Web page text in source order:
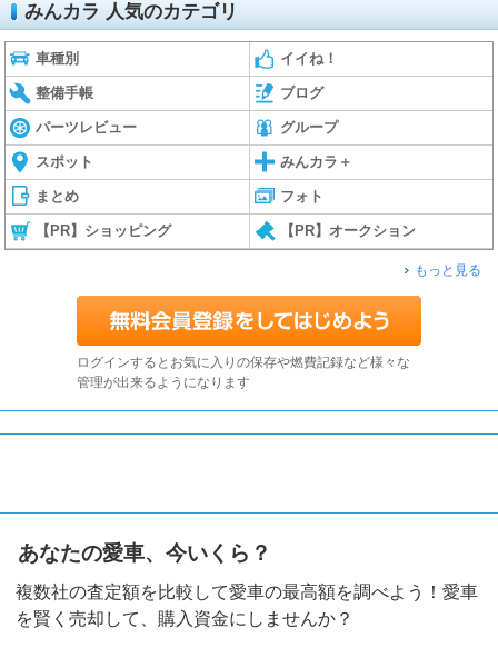
みんカラ 人気のカテゴリ
車種別 イイね！
整備手帳 ブログ
パーツレビュー グループ
スポット みんカラ＋
まとめ フォト
【PR】ショッピング 【PR】オークション
もっと見る
ログインするとお気に入りの保存や燃費記録など様々な
管理が出来るようになります
あなたの愛車、今いくら？
複数社の査定額を比較して愛車の最高額を調べよう！愛車
を賢く売却して、購入資金にしませんか？